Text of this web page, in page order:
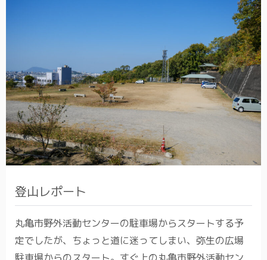
登山レポート
丸亀市野外活動センターの駐車場からスタートする予
定でしたが、ちょっと道に迷ってしまい、弥生の広場
駐車場からのスタート。すぐ上の丸亀市野外活動セン